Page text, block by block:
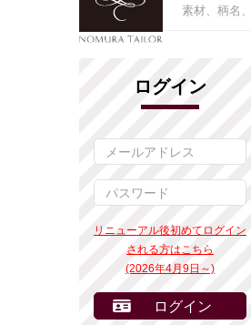
ログイン
リニューアル後初めてログイン
される方はこちら
(2026年4月9日～)
ログイン